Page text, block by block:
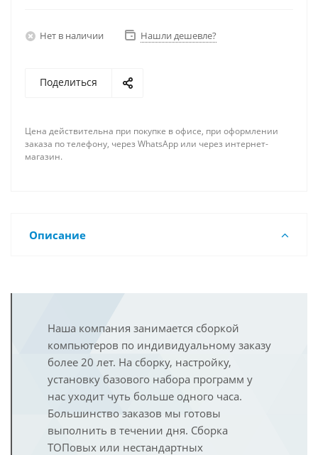
Нет в наличии Нашли дешевле?
Поделиться
Цена действительна при покупке в офисе, при оформлении
заказа по телефону, через WhatsApp или через интернет-
магазин.
Описание
Наша компания занимается сборкой
компьютеров по индивидуальному заказу
более 20 лет. На сборку, настройку,
установку базового набора программ у
нас уходит чуть больше одного часа.
Большинство заказов мы готовы
выполнить в течении дня. Сборка
ТОПовых или нестандартных